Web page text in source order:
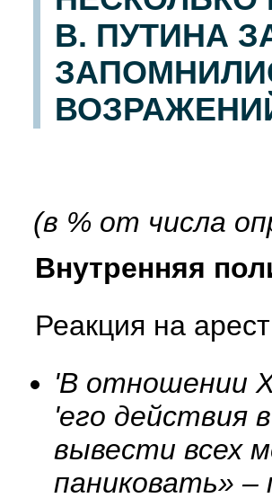
В. ПУТИНА
(в % от числа
Внутренняя
Реакция на
'В отношении
'его
вывести всех
паниковать» –